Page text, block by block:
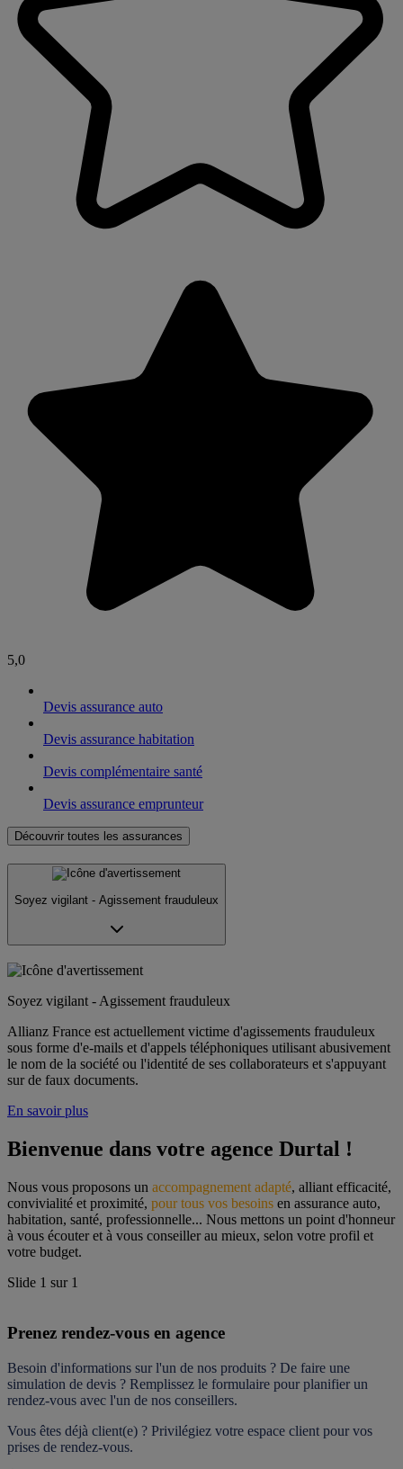
5,0
Devis assurance auto
Devis assurance habitation
Devis complémentaire santé
Devis assurance emprunteur
Découvrir toutes les assurances
Soyez vigilant - Agissement frauduleux
Soyez vigilant - Agissement frauduleux
Allianz France est actuellement victime d'agissements frauduleux
sous forme d'e-mails et d'appels téléphoniques utilisant abusivement
le nom de la société ou l'identité de ses collaborateurs et s'appuyant
sur de faux documents.
En savoir plus
Bienvenue dans votre agence Durtal !
Nous vous proposons un accompagnement adapté, alliant efficacité,
convivialité et proximité, pour tous vos besoins en assurance auto,
habitation, santé, professionnelle... Nous mettons un point d'honneur
à vous écouter et à vous conseiller au mieux, selon votre profil et
votre budget.
Slide 1 sur 1
Prenez rendez-vous en agence
Besoin d'informations sur l'un de nos produits ? De faire une
simulation de devis ? Remplissez le formulaire pour planifier un
rendez-vous avec l'un de nos conseillers.
Vous êtes déjà client(e) ? Privilégiez votre espace client pour vos
prises de rendez-vous.